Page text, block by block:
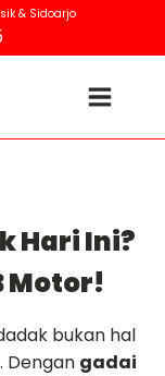
& Sidoarjo
Hari Ini?
Motor!
bukan hal
Dengan gadai